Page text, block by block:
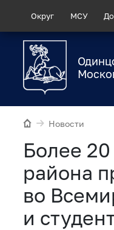
Округ МСУ
Новости
Более
района
во
и